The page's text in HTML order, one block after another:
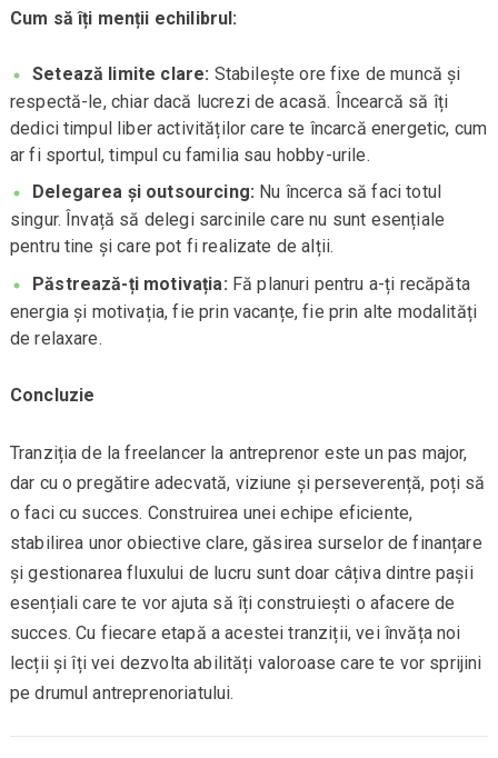
Cum să îți menții echilibrul:
Setează limite clare: Stabilește ore fixe de muncă și
respectă-le, chiar dacă lucrezi de acasă. Încearcă să îți
dedici timpul liber activităților care te încarcă energetic, cum
ar fi sportul, timpul cu familia sau hobby-urile.
Delegarea și outsourcing: Nu încerca să faci totul
singur. Învață să delegi sarcinile care nu sunt esențiale
pentru tine și care pot fi realizate de alții.
Păstrează-ți motivația: Fă planuri pentru a-ți recăpăta
energia și motivația, fie prin vacanțe, fie prin alte modalități
de relaxare.
Concluzie
Tranziția de la freelancer la antreprenor este un pas major,
dar cu o pregătire adecvată, viziune și perseverență, poți să
o faci cu succes. Construirea unei echipe eficiente,
stabilirea unor obiective clare, găsirea surselor de finanțare
și gestionarea fluxului de lucru sunt doar câțiva dintre pașii
esențiali care te vor ajuta să îți construiești o afacere de
succes. Cu fiecare etapă a acestei tranziții, vei învăța noi
lecții și îți vei dezvolta abilități valoroase care te vor sprijini
pe drumul antreprenoriatului.